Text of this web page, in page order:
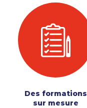
Des formations
sur mesure